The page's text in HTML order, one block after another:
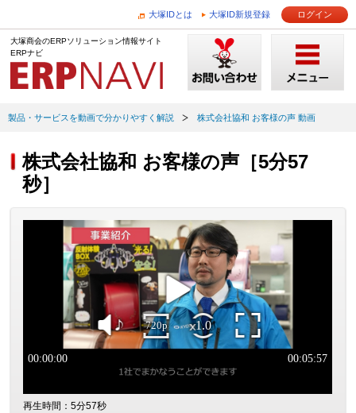
大塚IDとは 大塚ID新規登録 ログイン
大塚商会のERPソリューション情報サイト
ERPナビ
製品・サービスを動画で分かりやすく解説 株式会社協和 お客様の声 動画
株式会社協和 お客様の声［5分57
秒］
再生時間：5分57秒